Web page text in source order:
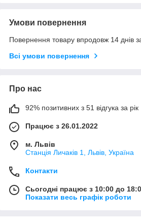
Умови повернення
Повернення товару впродовж 14 днів
Всі умови повернення
Про нас
92% позитивних з 51 відгука за рік
Працює з 26.01.2022
м. Львів
Станція Личаків 1, Львів, Україна
Контакти
Сьогодні працює з 10:00 до
Показати весь графік роботи